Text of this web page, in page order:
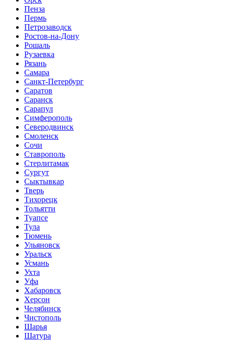
Пенза
Пермь
Петрозаводск
Ростов-на-Дону
Рошаль
Рузаевка
Рязань
Самара
Санкт-Петербург
Саратов
Саранск
Сарапул
Симферополь
Северодвинск
Смоленск
Сочи
Ставрополь
Стерлитамак
Сургут
Сыктывкар
Тверь
Тихорецк
Тольятти
Туапсе
Тула
Тюмень
Ульяновск
Уральск
Усмань
Ухта
Уфа
Хабаровск
Херсон
Челябинск
Чистополь
Шарья
Шатура